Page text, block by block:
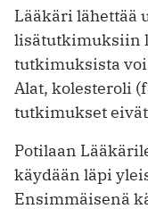
Lääkäri lähettää
lisätutkimuksiin
tutkimuksista voi
Alat, kolesteroli
tutkimukset
Potilaan
käydään läpi
Ensimmäisenä